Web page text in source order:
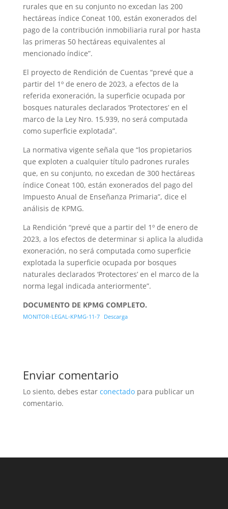
rurales que en su conjunto no excedan las 200
hectáreas índice Coneat 100, están exonerados del
pago de la contribución inmobiliaria rural por hasta
las primeras 50 hectáreas equivalentes al
mencionado índice”.
El proyecto de Rendición de Cuentas “prevé que a
partir del 1º de enero de 2023, a efectos de la
referida exoneración, la superficie ocupada por
bosques naturales declarados ‘Protectores’ en el
marco de la Ley Nro. 15.939, no será computada
como superficie explotada”.
La normativa vigente señala que “los propietarios
que exploten a cualquier título padrones rurales
que, en su conjunto, no excedan de 300 hectáreas
índice Coneat 100, están exonerados del pago del
Impuesto Anual de Enseñanza Primaria”, dice el
análisis de KPMG.
La Rendición “prevé que a partir del 1º de enero de
2023, a los efectos de determinar si aplica la aludida
exoneración, no será computada como superficie
explotada la superficie ocupada por bosques
naturales declarados ‘Protectores’ en el marco de la
norma legal indicada anteriormente”.
DOCUMENTO DE KPMG COMPLETO.
MONITOR-LEGAL-KPMG-11-7 Descarga
Enviar comentario
Lo siento, debes estar conectadopara publicar un
comentario.